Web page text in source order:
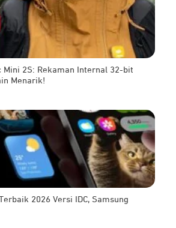
Mini 2S: Rekaman Internal 32-bit
Menarik!
2026 Versi IDC, Samsung